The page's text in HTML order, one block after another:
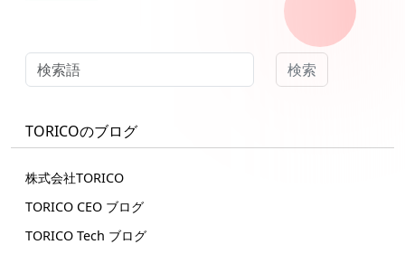
検索
TORICOのブログ
株式会社TORICO
TORICO CEO ブログ
TORICO Tech ブログ